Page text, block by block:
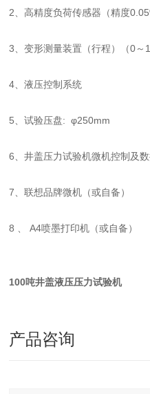
2、高精度负荷传感器
3、变形测量装置（行程
4、液压控制
5、试验压盘:
6、井盖压力试验机微机控
7、联想品牌微机（
8 、 A4喷墨打印机（
100吨井盖液压压力试验机
产品咨询